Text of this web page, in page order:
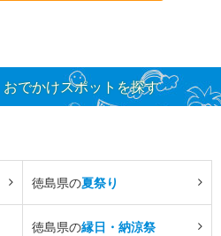
でかけスポットを探す
徳島県の夏祭り
徳島県の縁日・納涼祭